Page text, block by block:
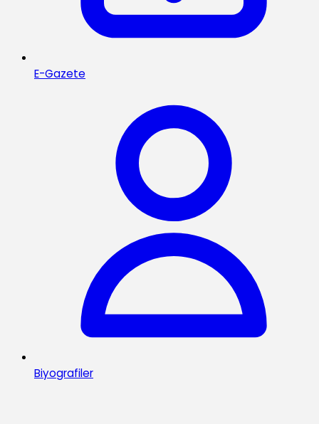
E-Gazete
Biyografiler